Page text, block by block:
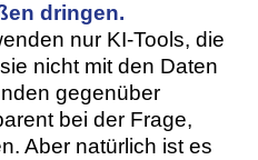
dringen.
nur KI-Tools, die
nicht mit den Daten
gegenüber
bei der Frage,
Aber natürlich ist es